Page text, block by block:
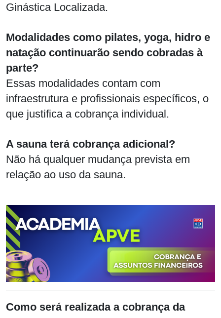
Ginástica Localizada.
Modalidades como pilates, yoga, hidro e
natação continuarão sendo cobradas à
parte?
Essas modalidades contam com
infraestrutura e profissionais específicos, o
que justifica a cobrança individual.
A sauna terá cobrança adicional?
Não há qualquer mudança prevista em
relação ao uso da sauna.
Como será realizada a cobrança da